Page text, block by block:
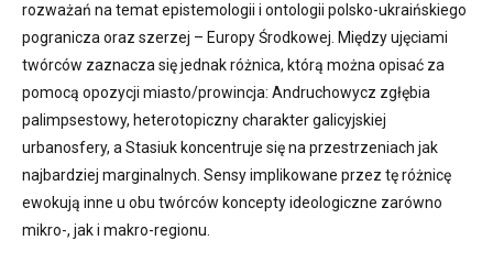
rozważań na temat epistemologii i ontologii polsko-ukraińskiego
pogranicza oraz szerzej – Europy Środkowej. Między ujęciami
twórców zaznacza się jednak różnica, którą można opisać za
pomocą opozycji miasto/prowincja: Andruchowycz zgłębia
palimpsestowy, heterotopiczny charakter galicyjskiej
urbanosfery, a Stasiuk koncentruje się na przestrzeniach jak
najbardziej marginalnych. Sensy implikowane przez tę różnicę
ewokują inne u obu twórców koncepty ideologiczne zarówno
mikro-, jak i makro-regionu.